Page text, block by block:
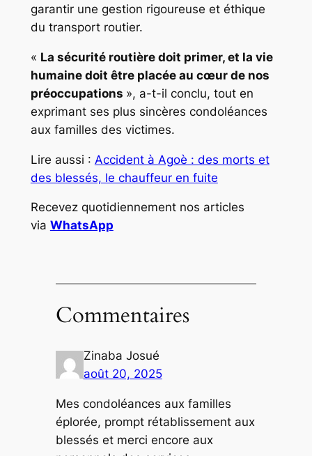
garantir une gestion rigoureuse et éthique
du transport routier.
« La sécurité routière doit primer, et la vie
humaine doit être placée au cœur de nos
préoccupations », a-t-il conclu, tout en
exprimant ses plus sincères condoléances
aux familles des victimes.
Lire aussi : Accident à Agoè : des morts et
des blessés, le chauffeur en fuite
Recevez quotidiennement nos articles
via WhatsApp
Commentaires
Zinaba Josué
août 20, 2025
Mes condoléances aux familles
éplorée, prompt rétablissement aux
blessés et merci encore aux